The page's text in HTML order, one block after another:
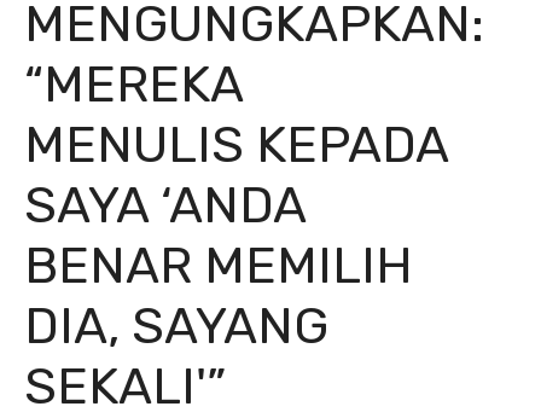
MENGUNGKAPKAN:
“MEREKA
MENULIS KEPADA
SAYA ‘ANDA
BENAR MEMILIH
DIA, SAYANG
SEKALI'”